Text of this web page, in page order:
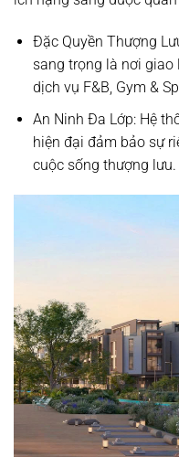
Đặc Quyền Thượng
sang trọng là nơi
dịch vụ F&B, Gym &
An Ninh Đa Lớp:Hệ
hiện đại đảm bảo sự
cuộc sống thượng lưu.